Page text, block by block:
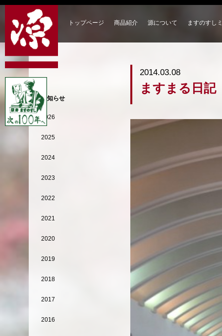
トップページ 商品紹介 源について ますのすし
2014.03.08
ますまる日記
お知らせ
2026
2025
2024
2023
2022
2021
2020
2019
2018
2017
2016